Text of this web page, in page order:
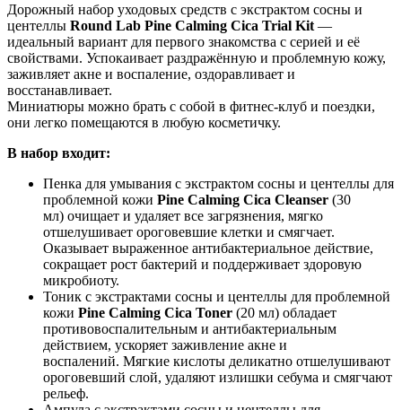
Дорожный набор уходовых средств с экстрактом сосны и
центеллы Round Lab Pine Calming Cica Trial Kit —
идеальный вариант для первого знакомства с серией и её
свойствами. Успокаивает раздражённую и проблемную кожу,
заживляет акне и воспаление, оздоравливает и
восстанавливает.
Миниатюры можно брать с собой в фитнес-клуб и поездки,
они легко помещаются в любую косметичку.
В набор входит:
Пенка для умывания с экстрактом сосны и центеллы для
проблемной кожи Pine Calming Cica Cleanser (30
мл) очищает и удаляет все загрязнения, мягко
отшелушивает ороговевшие клетки и смягчает.
Оказывает выраженное антибактериальное действие,
сокращает рост бактерий и поддерживает здоровую
микробиоту.
Тоник с экстрактами сосны и центеллы для проблемной
кожи Pine Calming Cica Toner (20 мл) обладает
противовоспалительным и антибактериальным
действием, ускоряет заживление акне и
воспалений. Мягкие кислоты деликатно отшелушивают
ороговевший слой, удаляют излишки себума и смягчают
рельеф.